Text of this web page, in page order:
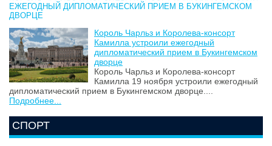
ЕЖЕГОДНЫЙ ДИПЛОМАТИЧЕСКИЙ ПРИЕМ В БУКИНГЕМСКОМ
ДВОРЦЕ
Король Чарльз и Королева-консорт
Камилла устроили ежегодный
дипломатический прием в Букингемском
дворце
Король Чарльз и Королева-консорт
Камилла 19 ноября устроили ежегодный
дипломатический прием в Букингемском дворце....
Подробнее...
СПОРТ